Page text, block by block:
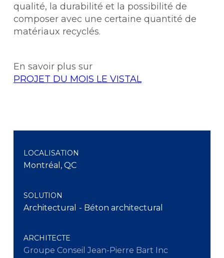
qualité, la durabilité et la possibilité de
composer avec une certaine quantité de
matériaux recyclés.
En savoir plus sur
PROJET DU MOIS LE VISTAL
LOCALISATION
Montréal, QC
SOLUTION
Architectural - Béton architectural
ARCHITECTE
Groupe Conseil Jean-Pierre Bart Inc